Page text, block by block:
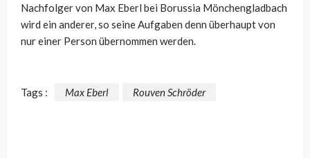
Nachfolger von Max Eberl bei Borussia Mönchengladbach
wird ein anderer, so seine Aufgaben denn überhaupt von
nur einer Person übernommen werden.
Tags : Max Eberl Rouven Schröder